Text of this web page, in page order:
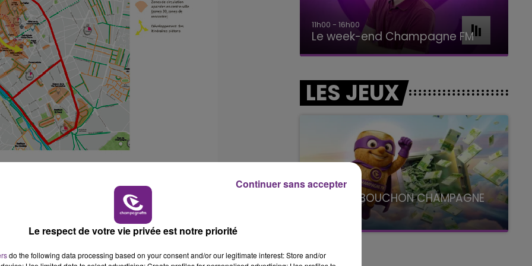
le centre – ville.
rien à y faire.
par deux (13 m à 30 km/h contre 26 à 50 km/h) et
11h00 - 16h00
Le week-end Champagne FM
16h00 - 20h00
Le Week-end Champagne FM
LES JEUX
LE SUPER BOUCHON CHAMPAGNE
avec La Famille Champagne FM, à 8H10
Le respect de votre vie privée est notre priorité
do the following data processing based on your consent and/or our legitimate interest: Store and/or
Continuer sans accepter